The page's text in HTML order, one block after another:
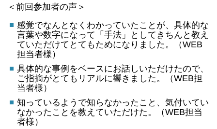
＜前回参加者の声＞
感覚でなんとなくわかっていたことが、具体的な
言葉や数字になって「手法」としてきちんと教え
ていただけてとてもためになりました。（WEB
担当者様）
具体的な事例をベースにお話しいただけたので、
ご指摘がとてもリアルに響きました。（WEB担
当者様）
知っているようで知らなかったこと、気付いてい
なかったことを教えていただけた。（WEB担当
者様）